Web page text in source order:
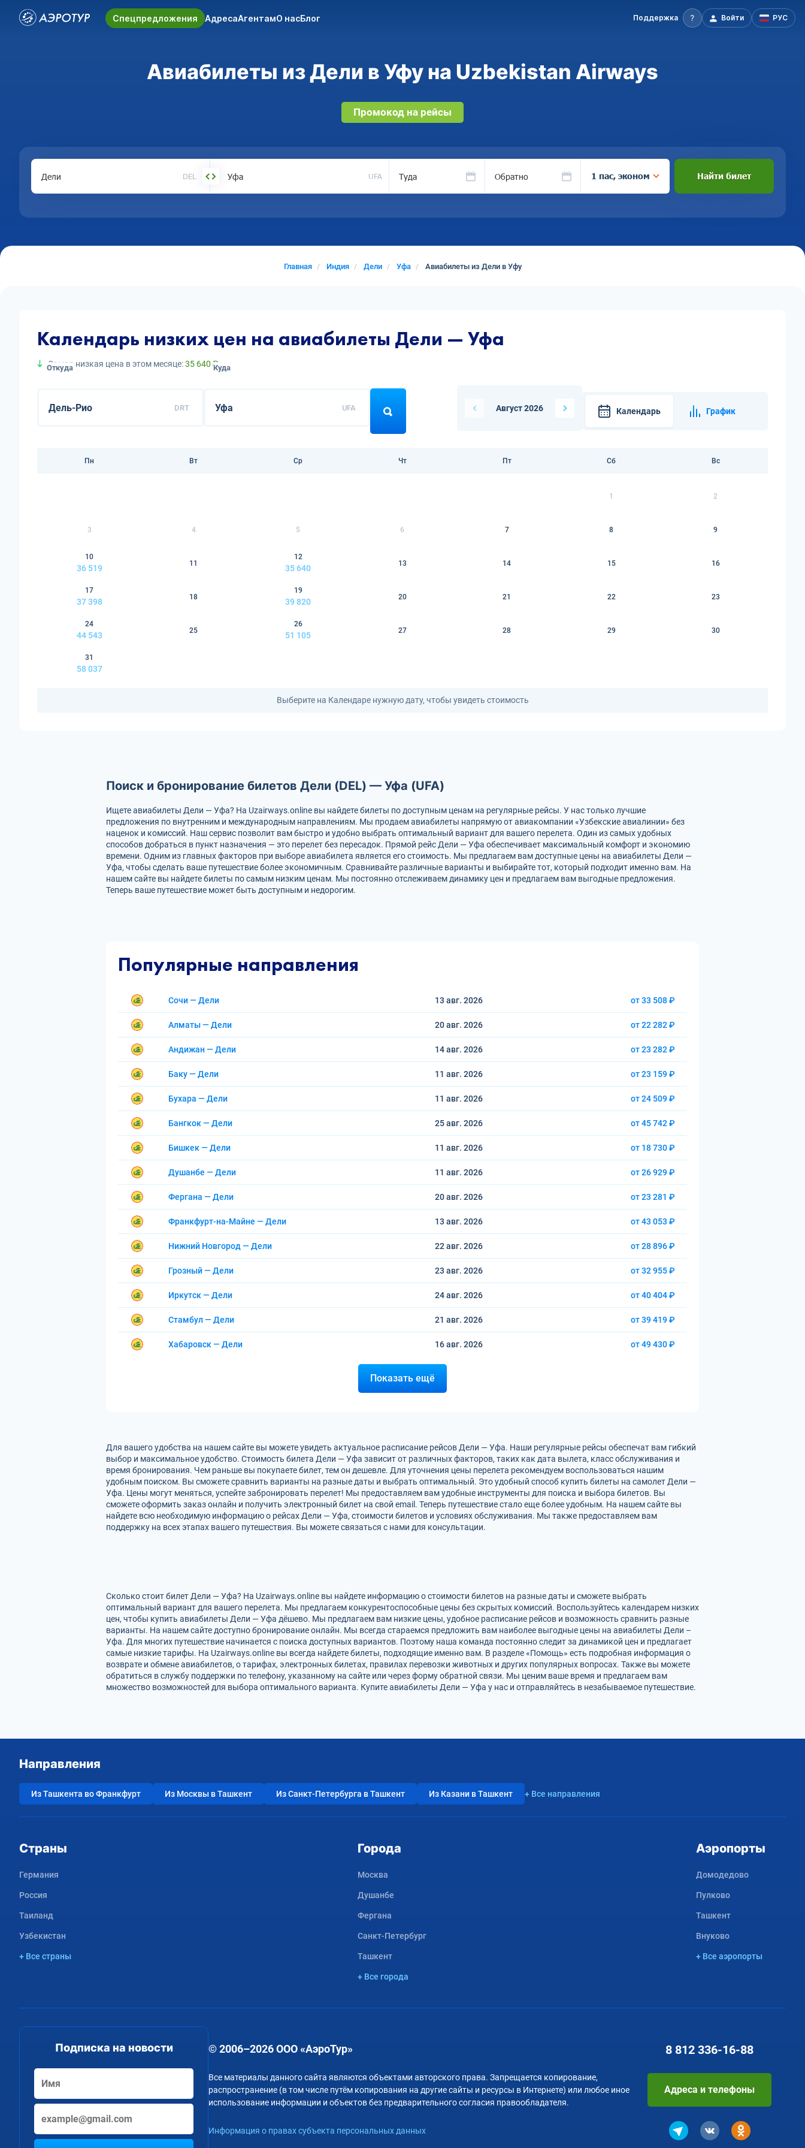
Спецпредложения АдресаАгентамО насБлог Поддержка Войти РУС
Авиабилеты из Дели в Уфу на Uzbekistan Airways
Промокод на рейсы
DEL UFA Туда Обратно 1 пас, эконом Найти билет
Главная Индия Дели Уфа Авиабилеты из Дели в Уфу
Календарь низких цен на авиабилеты Дели — Уфа
Самая низкая цена в этом месяце:35 640 ₽
Откуда
DRT
Куда
UFA Август 2026 Календарь График
Пн Вт Ср Чт Пт Сб Вс
1 2
3 4 5 6 7 8 9
10
36 519
11
12
35 640
13 14 15 16
17
37 398
18
19
39 820
20 21 22 23
24
44 543
25
26
51 105
27 28 29 30
31
58 037
Выберите на Календаре нужную дату, чтобы увидеть стоимость
Поиск и бронирование билетов Дели (DEL) — Уфа (UFA)
Ищете авиабилеты Дели — Уфа? На Uzairways.online вы найдете билеты по доступным ценам на регулярные рейсы. У нас только лучшие
предложения по внутренним и международным направлениям. Мы продаем авиабилеты напрямую от авиакомпании «Узбекские авиалинии» без
наценок и комиссий. Наш сервис позволит вам быстро и удобно выбрать оптимальный вариант для вашего перелета. Один из самых удобных
способов добраться в пункт назначения — это перелет без пересадок. Прямой рейс Дели — Уфа обеспечивает максимальный комфорт и экономию
времени. Одним из главных факторов при выборе авиабилета является его стоимость. Мы предлагаем вам доступные цены на авиабилеты Дели —
Уфа, чтобы сделать ваше путешествие более экономичным. Сравнивайте различные варианты и выбирайте тот, который подходит именно вам. На
нашем сайте вы найдете билеты по самым низким ценам. Мы постоянно отслеживаем динамику цен и предлагаем вам выгодные предложения.
Теперь ваше путешествие может быть доступным и недорогим.
Популярные направления
Сочи — Дели 13 авг. 2026 от 33 508 ₽
Алматы — Дели 20 авг. 2026 от 22 282 ₽
Андижан — Дели 14 авг. 2026 от 23 282 ₽
Баку — Дели 11 авг. 2026 от 23 159 ₽
Бухара — Дели 11 авг. 2026 от 24 509 ₽
Бангкок — Дели 25 авг. 2026 от 45 742 ₽
Бишкек — Дели 11 авг. 2026 от 18 730 ₽
Душанбе — Дели 11 авг. 2026 от 26 929 ₽
Фергана — Дели 20 авг. 2026 от 23 281 ₽
Франкфурт-на-Майне — Дели 13 авг. 2026 от 43 053 ₽
Нижний Новгород — Дели 22 авг. 2026 от 28 896 ₽
Грозный — Дели 23 авг. 2026 от 32 955 ₽
Иркутск — Дели 24 авг. 2026 от 40 404 ₽
Стамбул — Дели 21 авг. 2026 от 39 419 ₽
Хабаровск — Дели 16 авг. 2026 от 49 430 ₽
Показать ещё
Для вашего удобства на нашем сайте вы можете увидеть актуальное расписание рейсов Дели — Уфа. Наши регулярные рейсы обеспечат вам гибкий
выбор и максимальное удобство. Стоимость билета Дели — Уфа зависит от различных факторов, таких как дата вылета, класс обслуживания и
время бронирования. Чем раньше вы покупаете билет, тем он дешевле. Для уточнения цены перелета рекомендуем воспользоваться нашим
удобным поиском. Вы сможете сравнить варианты на разные даты и выбрать оптимальный. Это удобный способ купить билеты на самолет Дели —
Уфа. Цены могут меняться, успейте забронировать перелет! Мы предоставляем вам удобные инструменты для поиска и выбора билетов. Вы
сможете оформить заказ онлайн и получить электронный билет на свой email. Теперь путешествие стало еще более удобным. На нашем сайте вы
найдете всю необходимую информацию о рейсах Дели — Уфа, стоимости билетов и условиях обслуживания. Мы также предоставляем вам
поддержку на всех этапах вашего путешествия. Вы можете связаться с нами для консультации.
Сколько стоит билет Дели — Уфа? На Uzairways.online вы найдете информацию о стоимости билетов на разные даты и сможете выбрать
оптимальный вариант для вашего перелета. Мы предлагаем конкурентоспособные цены без скрытых комиссий. Воспользуйтесь календарем низких
цен, чтобы купить авиабилеты Дели — Уфа дёшево. Мы предлагаем вам низкие цены, удобное расписание рейсов и возможность сравнить разные
варианты. На нашем сайте доступно бронирование онлайн. Мы всегда стараемся предложить вам наиболее выгодные цены на авиабилеты Дели –
Уфа. Для многих путешествие начинается с поиска доступных вариантов. Поэтому наша команда постоянно следит за динамикой цен и предлагает
самые низкие тарифы. На Uzairways.online вы всегда найдете билеты, подходящие именно вам. В разделе «Помощь» есть подробная информация о
возврате и обмене авиабилетов, о тарифах, электронных билетах, правилах перевозки животных и других популярных вопросах. Также вы можете
обратиться в службу поддержки по телефону, указанному на сайте или через форму обратной связи. Мы ценим ваше время и предлагаем вам
множество возможностей для выбора оптимального варианта. Купите авиабилеты Дели — Уфа у нас и отправляйтесь в незабываемое путешествие.
Направления
Из Ташкента во Франкфурт Из Москвы в Ташкент Из Санкт-Петербурга в Ташкент Из Казани в Ташкент + Все направления
Страны
Германия
Россия
Таиланд
Узбекистан
+ Все страны
Города
Москва
Душанбе
Фергана
Санкт-Петербург
Ташкент
+ Все города
Аэропорты
Домодедово
Пулково
Ташкент
Внуково
+ Все аэропорты
Подписка на новости © 2006–2026 ООО «АэроТур»
Все материалы данного сайта являются объектами авторского права. Запрещается копирование,
распространение (в том числе путём копирования на другие сайты и ресурсы в Интернете) или любое иное
использование информации и объектов без предварительного согласия правообладателя.
Информация о правах субъекта персональных данных
8 812 336-16-88
Адреса и телефоны